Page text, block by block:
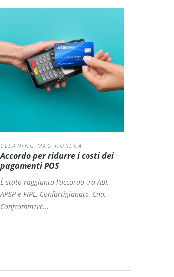
CLEANING MAG HORECA
Accordo per ridurre i costi dei
pagamenti POS
È stato raggiunto l’accordo tra ABI,
APSP e FIPE, Confartigianato, Cna,
Confcommerc...